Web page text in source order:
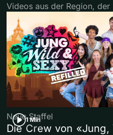
Videos aus der Region,
1 Min
Neue Staffel
Die Crew von «Jung,